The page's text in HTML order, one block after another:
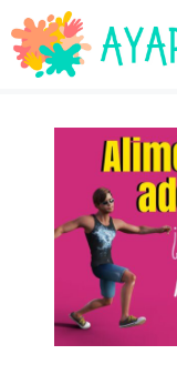
Saltar
al
contenido